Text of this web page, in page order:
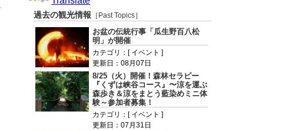
過去の観光情報 ［Past Topics］
お盆の伝統行事「瓜生野百八松
明」が開催
カテゴリ：[ イベント ]
更新日：08月07日
8/25（火）開催！森林セラピー
『くずは峡谷コース』〜涼を運ぶ
森歩き＆涼をまとう藍染めミニ体
験～参加者募集！
カテゴリ：[ イベント ]
更新日：07月31日